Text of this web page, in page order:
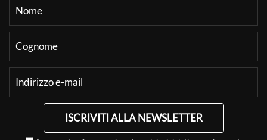
ISCRIVITI ALLA NEWSLETTER